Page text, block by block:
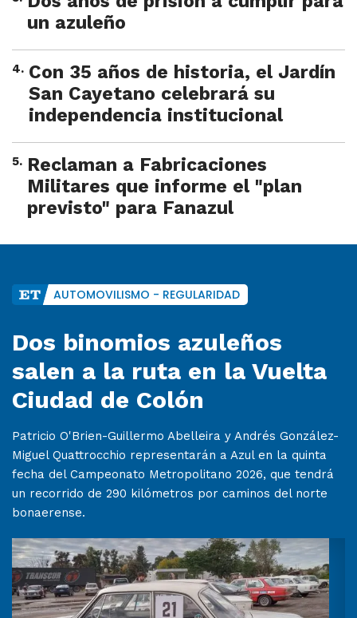
un azuleño
4. Con 35 años de historia, el Jardín
San Cayetano celebrará su
independencia institucional
5. Reclaman a Fabricaciones
Militares que informe el "plan
previsto" para Fanazul
AUTOMOVILISMO - REGULARIDAD
Dos binomios azuleños
salen a la ruta en la Vuelta
Ciudad de Colón
Patricio O'Brien-Guillermo Abelleira y Andrés González-
Miguel Quattrocchio representarán a Azul en la quinta
fecha del Campeonato Metropolitano 2026, que tendrá
un recorrido de 290 kilómetros por caminos del norte
bonaerense.